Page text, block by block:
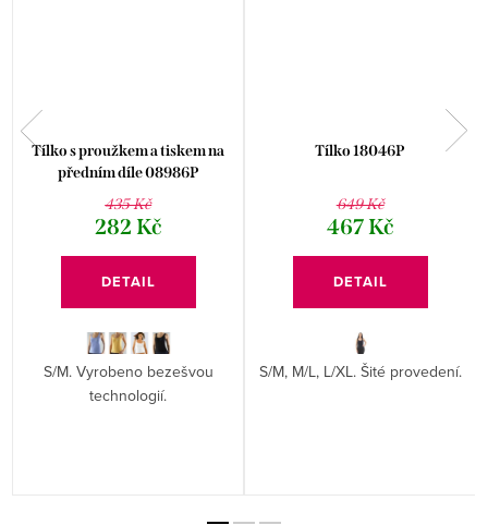
Tílko s proužkem a tiskem na
předním díle 08986P
435 Kč
282 Kč
DETAIL
S/M. Vyrobeno bezešvou
technologií.
Tílko 18046P
649 Kč
467 Kč
DETAIL
S/M, M/L, L/XL. Šité provedení.